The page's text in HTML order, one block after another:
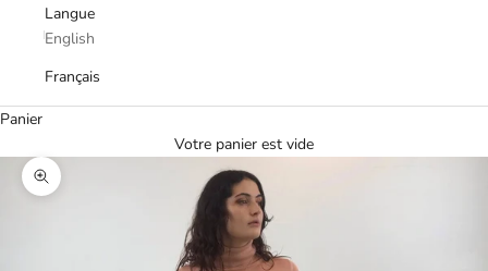
Langue
English
Français
Panier
Votre panier est vide
Zoomer sur l'image